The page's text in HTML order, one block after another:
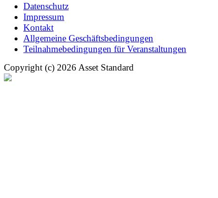
Datenschutz
Impressum
Kontakt
Allgemeine Geschäftsbedingungen
Teilnahmebedingungen für Veranstaltungen
Copyright (c) 2026 Asset Standard